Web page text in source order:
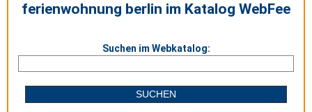
ferienwohnung berlin im Katalog WebFee
Suchen im Webkatalog: